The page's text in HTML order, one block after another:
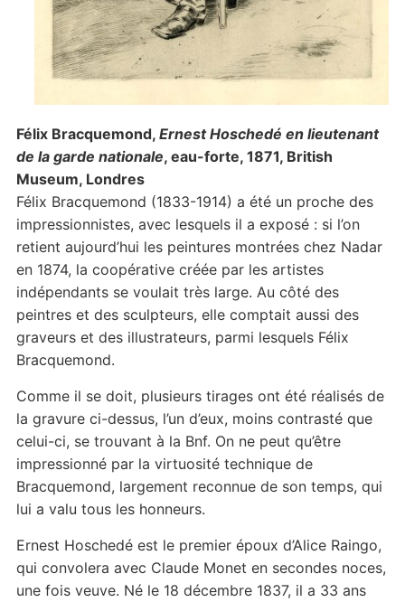
Félix Bracquemond, Ernest Hoschedé en lieutenant
de la garde nationale, eau-forte, 1871, British
Museum, Londres
Félix Bracquemond (1833-1914) a été un proche des
impressionnistes, avec lesquels il a exposé : si l’on
retient aujourd’hui les peintures montrées chez Nadar
en 1874, la coopérative créée par les artistes
indépendants se voulait très large. Au côté des
peintres et des sculpteurs, elle comptait aussi des
graveurs et des illustrateurs, parmi lesquels Félix
Bracquemond.
Comme il se doit, plusieurs tirages ont été réalisés de
la gravure ci-dessus, l’un d’eux, moins contrasté que
celui-ci, se trouvant à la Bnf. On ne peut qu’être
impressionné par la virtuosité technique de
Bracquemond, largement reconnue de son temps, qui
lui a valu tous les honneurs.
Ernest Hoschedé est le premier époux d’Alice Raingo,
qui convolera avec Claude Monet en secondes noces,
une fois veuve. Né le 18 décembre 1837, il a 33 ans